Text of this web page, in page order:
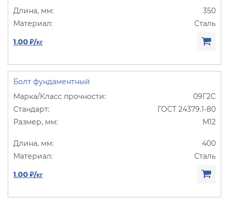
350
Сталь
1.00 ₽/кг
Болт фундаментный
09Г2С
ГОСТ 24379.1-80
М12
400
Сталь
1.00 ₽/кг